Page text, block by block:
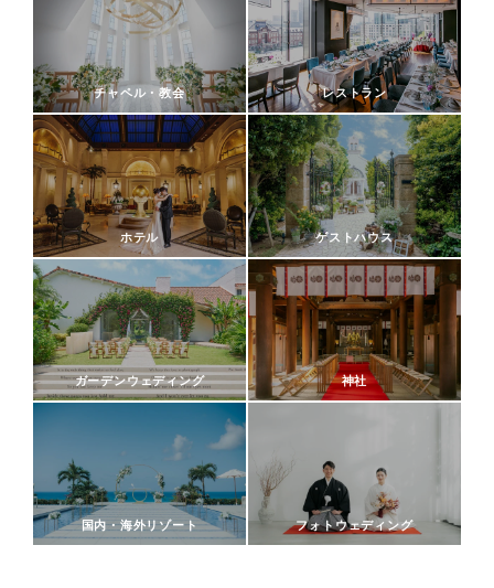
チャペル・教会 レストラン
ホテル ゲストハウス
ガーデンウェディング 神社
国内・海外リゾート フォトウェディング